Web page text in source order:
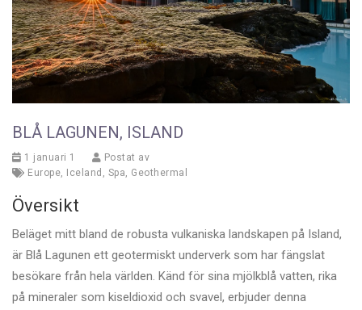
BLÅ LAGUNEN, ISLAND
1 januari 1
Postat av
Europe, Iceland , Spa, Geothermal
Översikt
Beläget mitt bland de robusta vulkaniska landskapen på Island,
är Blå Lagunen ett geotermiskt underverk som har fängslat
besökare från hela världen. Känd för sina mjölkblå vatten, rika
på mineraler som kiseldioxid och svavel, erbjuder denna